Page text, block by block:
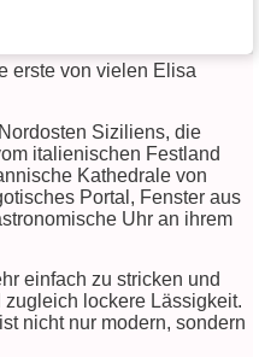
Messina
120
erste von vielen Elisa
Siziliens, die
italienischen Festland
Kathedrale von
Portal, Fenster aus
Uhr an ihrem
einfach zu stricken und
lockere Lässigkeit.
nicht nur modern, sondern